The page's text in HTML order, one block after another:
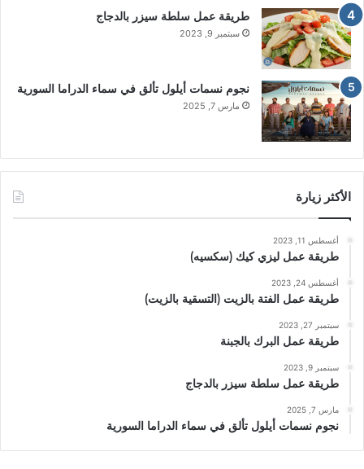
طريقة عمل سلطة سيزر بالدجاج
سبتمبر 9, 2023
نجوم نسمات أيلول تألق في سماء الدراما السورية
مارس 7, 2025
الأكثر زيارة
أغسطس 11, 2023
طريقة عمل ليزي كيك (سكسيه)
أغسطس 24, 2023
طريقة عمل الفتة بالزيت (التسقية بالزيت)
سبتمبر 27, 2023
طريقة عمل البرك بالجبنة
سبتمبر 9, 2023
طريقة عمل سلطة سيزر بالدجاج
مارس 7, 2025
نجوم نسمات أيلول تألق في سماء الدراما السورية